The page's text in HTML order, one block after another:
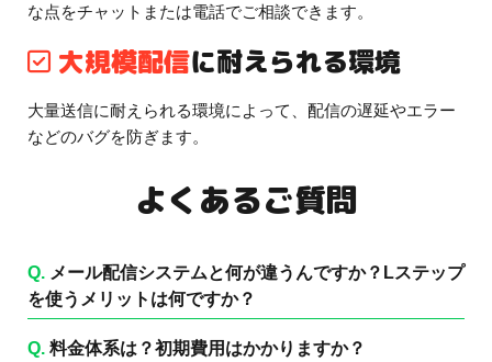
な点をチャットまたは電話でご相談できます。
大規模配信に耐えられる環境
大量送信に耐えられる環境によって、配信の遅延やエラー
などのバグを防ぎます。
よくあるご質問
Q. メール配信システムと何が違うんですか？Lステップ
を使うメリットは何ですか？
Q. 料金体系は？初期費用はかかりますか？